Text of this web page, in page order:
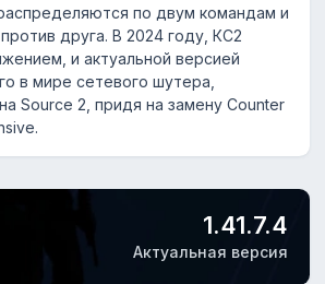
по двум командам и
друга. В 2024 году, КС2
и актуальной версией
в мире сетевого шутера,
Source 2, придя на замену Counter
1.41.7.4
Актуальная версия